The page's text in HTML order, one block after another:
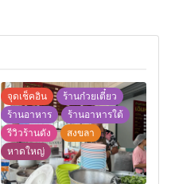
จุดเช็คอิน
ร้านก๋วยเตี๋ยว
ร้านอาหาร
ร้านอาหารใต้
รีวิวร้านดัง
สงขลา
หาดใหญ่